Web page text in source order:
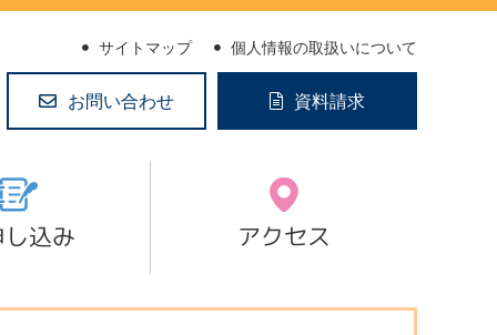
サイトマップ 個人情報の取扱いについて
お問い合わせ 資料請求
込み アクセス